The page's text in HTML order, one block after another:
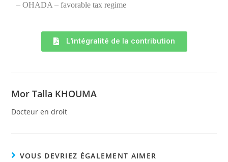
– OHADA – favorable tax regime
L'intégralité de la contribution
Mor Talla KHOUMA
Docteur en droit
VOUS DEVRIEZ ÉGALEMENT AIMER